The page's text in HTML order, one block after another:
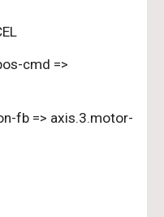
cmd =>
fb => axis.3.motor-